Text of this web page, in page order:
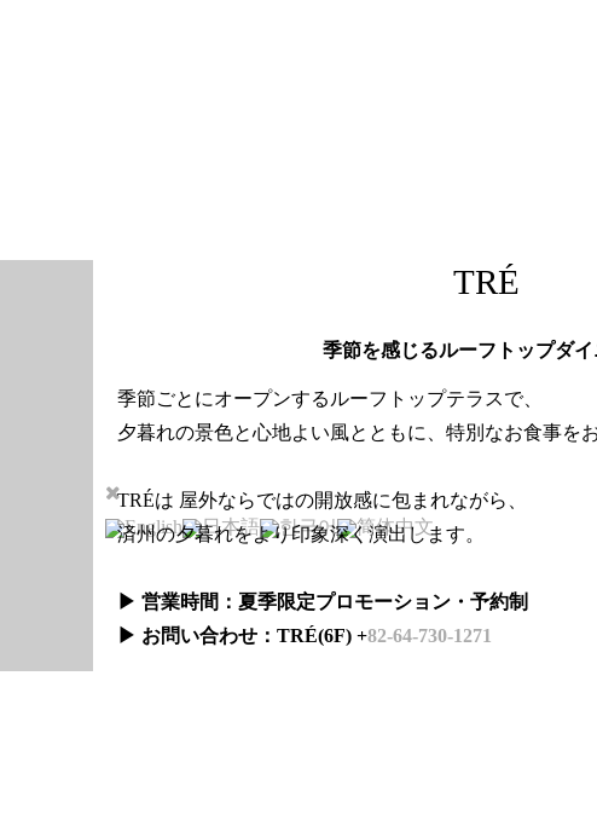
English 日本語 한국어 简体中文
TRÉ
季節を感じるルーフトップダ
季節ごとにオープンするルーフトップテラスで、
夕暮れの景色と心地よい風とともに、特別なお食事を
TRÉは 屋外ならではの開放感に包まれながら、
済州の夕暮れをより印象深く演出します。
▶ 営業時間：夏季限定プロモーション・予約制
▶ お問い合わせ：TRÉ(6F) +82-64-730-1271